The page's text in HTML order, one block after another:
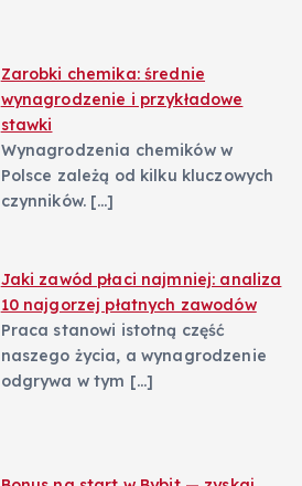
Zarobki chemika: średnie
wynagrodzenie i przykładowe
stawki
Wynagrodzenia chemików w
Polsce zależą od kilku kluczowych
czynników. […]
Jaki zawód płaci najmniej: analiza
10 najgorzej płatnych zawodów
Praca stanowi istotną część
naszego życia, a wynagrodzenie
odgrywa w tym […]